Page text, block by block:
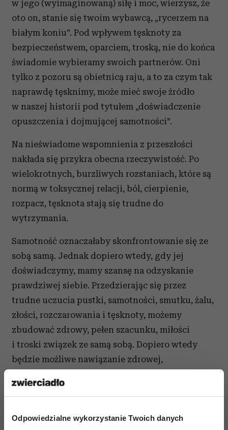
Odpowiedzialne wykorzystanie Twoich danych
w jego (wyimaginowaną) siłę i moc, wierzysz, że
oto on, stanie się twoim wybawcą, „rycerzem na
białym koniu”. Pod wpływem tęsknoty za
bezpieczeństwem, oparciem, troską, nie do końca
świadomie wybieramy swoich partnerów. Oni
tylko z pozoru są obietnicą raju, a to za czym tak
naprawdę tęsknimy, może mieć swoje źródło
w naszej historii pod tytułem „doświadczenie
opuszczenia i dojmującej samotności”.
Na nieświadome wspomnienia z przeszłości
nakłada się przykra obecna rzeczywistość. Po
wielokrotnych, burzliwych rozstaniach, które są
normą w toksycznej relacji, ból, cierpienie,
rozpacz, tęsknota stają się trudne do
wytrzymania.
Samotność oznaczałaby skonfrontowanie się ze
sobą samą. Jednak dopiero wtedy, gdy jej
doświadczymy, mamy szansę na odzyskanie
prawdziwej siebie. Przedzierając się przez
trudne uczucia pustki, samotności, smutku, żalu,
złości, rozczarowania i tęsknoty, możemy
zbudować zdrowy, pełen szacunku, miłości
i troski związek ze samą sobą. Dopiero wtedy
będzie możliwe nawiązanie zdrowej,
Często kobiety pytają się, po czym odróżnić